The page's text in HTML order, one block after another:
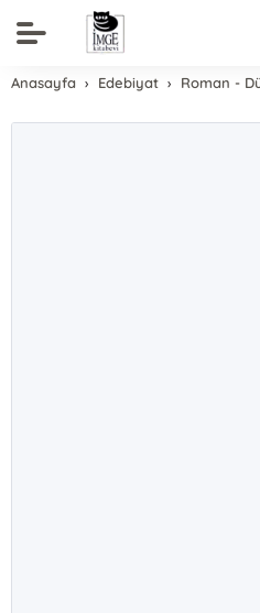
Anasayfa Edebiyat Roman -